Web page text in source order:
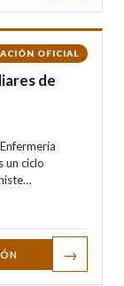
OFICIAL
de
un ciclo
→